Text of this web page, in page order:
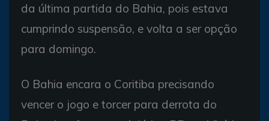
da última partida do Bahia, pois estava
cumprindo suspensão, e volta a ser opção
para domingo.
O Bahia encara o Coritiba precisando
vencer o jogo e torcer para derrota do